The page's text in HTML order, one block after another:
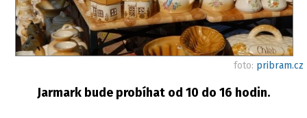
foto: pribram.cz
Jarmark bude probíhat od 10 do 16 hodin.